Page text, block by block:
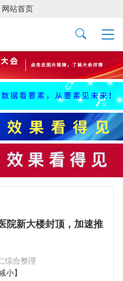
网站首页
院新大楼封顶，加速推
综合整理
小】